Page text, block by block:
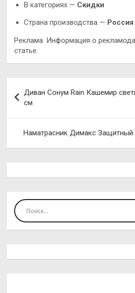
В категориях — Скидки
Страна производства — Россия
Реклама. Информация о
статье.
по
записям
Диван Сонум Rain Кашемир
см
Наматрасник Димакс Защитный